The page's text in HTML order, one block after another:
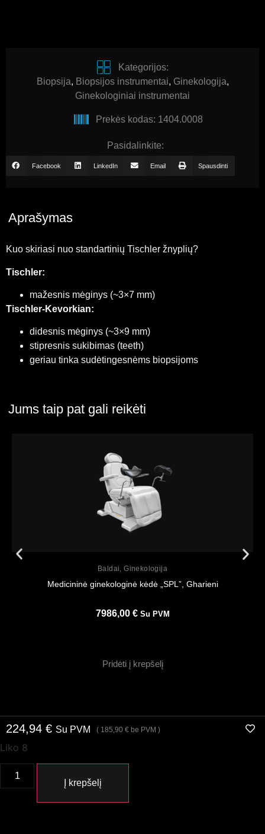
Kategorijos:
Biopsija, Biopsijos instrumentai, Ginekologija,
Ginekologiniai instrumentai
Prekės kodas: 1404.0008
Pasidalinkite:
Facebook LinkedIn Email Spausdinti
Aprašymas
Kuo skiriasi nuo standartinių Tischler žnyplių?
Tischler:
mažesnis mėginys (~3×7 mm)
Tischler-Kevorkian:
didesnis mėginys (~3×9 mm)
stipresnis sukibimas (teeth)
geriau tinka sudėtingesnėms biopsijoms
Jums taip pat gali reikėti
Baldai,Ginekologija
Medicininė ginekologinė kėdė „SPL”, Gharieni
7986,00 € Su PVM
Pridėti į krepšelį
224,94 € Su PVM ( 185,90 € be PVM )
Liko 8
Į krepšelį